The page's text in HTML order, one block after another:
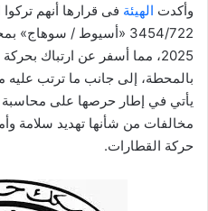
وأكدت الهيئة فى قرارها أنهم
2025، مما أسفر عن ارتباك
بالمحطة، إلى جانب ما ترتب عليه
يأتي في إطار حرصها على محاسبة
مخالفات من شأنها تهديد سلامة
حركة القطارات.